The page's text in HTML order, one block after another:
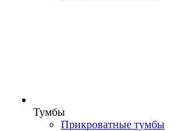
Тумбы
Прикроватные тумбы